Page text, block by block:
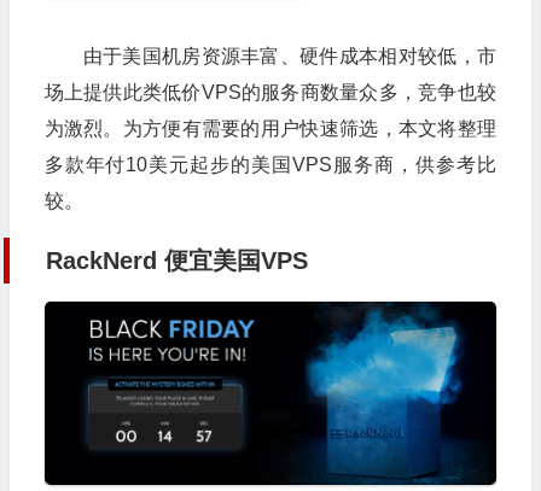
由于美国机房资源丰富、硬件成本相对较低，市
场上提供此类低价VPS的服务商数量众多，竞争也较
为激烈。为方便有需要的用户快速筛选，本文将整理
多款年付10美元起步的美国VPS服务商，供参考比
较。
RackNerd 便宜美国VPS